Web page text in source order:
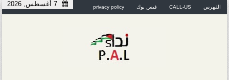
الفهرس CALL-US فيس بوك privacy policy 7 أغسطس, 2026